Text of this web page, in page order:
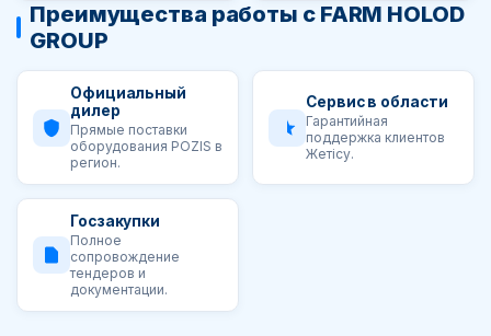
Преимущества работы с FARM HOLOD
GROUP
Официальный
дилер
Прямые поставки
оборудования POZIS в
регион.
Сервис в области
Гарантийная
поддержка клиентов
Жетісу.
Госзакупки
Полное
сопровождение
тендеров и
документации.